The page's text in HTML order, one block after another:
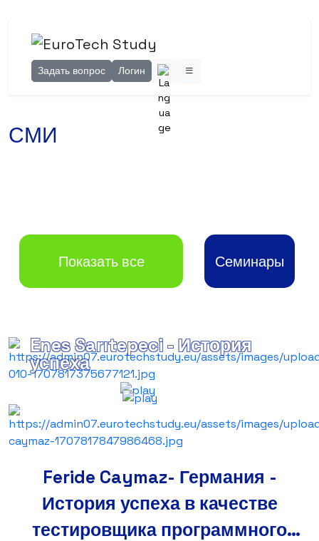
Задать вопрос Логин
СМИ
Показать все Семинары
Enes Sarıtepeci - История
успеха
Feride Caymaz- Германия -
История успеха в качестве
тестировщика программного